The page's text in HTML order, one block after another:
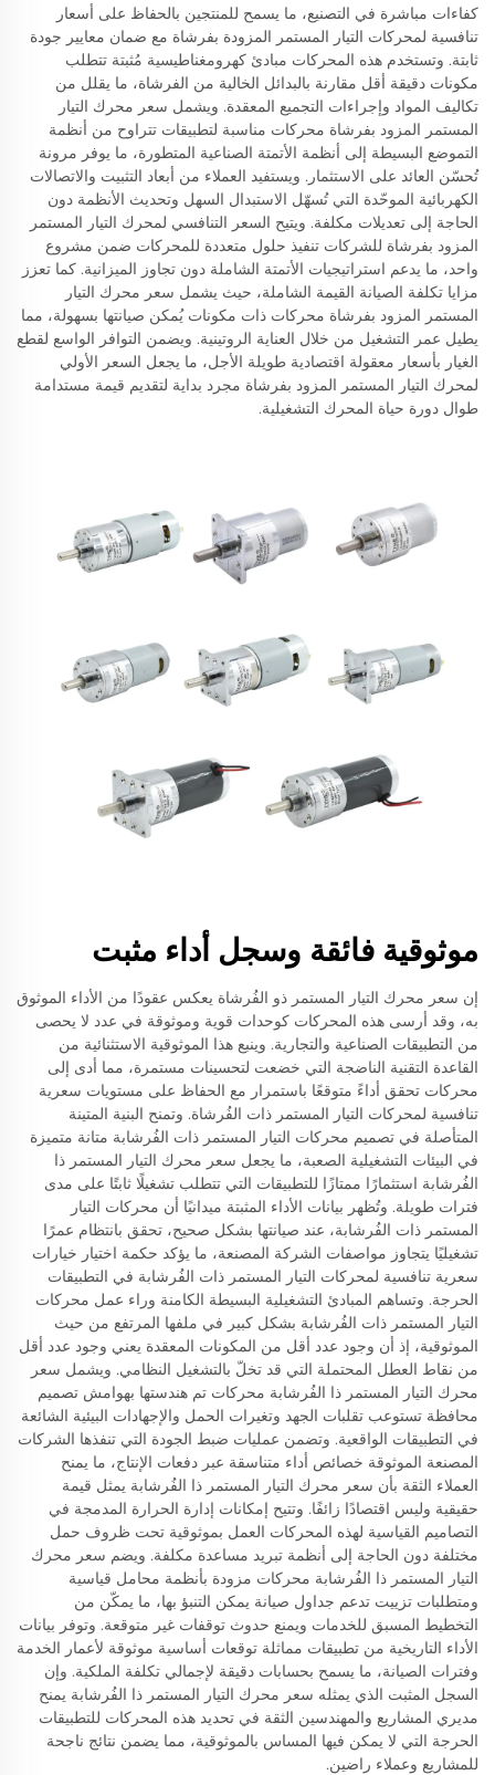
كفاءات مباشرة في التصنيع، ما يسمح للمنتجين بالحفاظ على أسعار
تنافسية لمحركات التيار المستمر المزودة بفرشاة مع ضمان معايير جودة
ثابتة. وتستخدم هذه المحركات مبادئ كهرومغناطيسية مُثبتة تتطلب
مكونات دقيقة أقل مقارنة بالبدائل الخالية من الفرشاة، ما يقلل من
تكاليف المواد وإجراءات التجميع المعقدة. ويشمل سعر محرك التيار
المستمر المزود بفرشاة محركات مناسبة لتطبيقات تتراوح من أنظمة
التموضع البسيطة إلى أنظمة الأتمتة الصناعية المتطورة، ما يوفر مرونة
تُحسّن العائد على الاستثمار. ويستفيد العملاء من أبعاد التثبيت والاتصالات
الكهربائية الموحّدة التي تُسهّل الاستبدال السهل وتحديث الأنظمة دون
الحاجة إلى تعديلات مكلفة. ويتيح السعر التنافسي لمحرك التيار المستمر
المزود بفرشاة للشركات تنفيذ حلول متعددة للمحركات ضمن مشروع
واحد، ما يدعم استراتيجيات الأتمتة الشاملة دون تجاوز الميزانية. كما تعزز
مزايا تكلفة الصيانة القيمة الشاملة، حيث يشمل سعر محرك التيار
المستمر المزود بفرشاة محركات ذات مكونات يُمكن صيانتها بسهولة، مما
يطيل عمر التشغيل من خلال العناية الروتينية. ويضمن التوافر الواسع لقطع
الغيار بأسعار معقولة اقتصادية طويلة الأجل، ما يجعل السعر الأولي
لمحرك التيار المستمر المزود بفرشاة مجرد بداية لتقديم قيمة مستدامة
طوال دورة حياة المحرك التشغيلية.
موثوقية فائقة وسجل أداء مثبت
إن سعر محرك التيار المستمر ذو الفُرشاة يعكس عقودًا من الأداء الموثوق
به، وقد أرسى هذه المحركات كوحدات قوية وموثوقة في عدد لا يحصى
من التطبيقات الصناعية والتجارية. وينبع هذا الموثوقية الاستثنائية من
القاعدة التقنية الناضجة التي خضعت لتحسينات مستمرة، مما أدى إلى
محركات تحقق أداءً متوقعًا باستمرار مع الحفاظ على مستويات سعرية
تنافسية لمحركات التيار المستمر ذات الفُرشاة. وتمنح البنية المتينة
المتأصلة في تصميم محركات التيار المستمر ذات الفُرشابة متانة متميزة
في البيئات التشغيلية الصعبة، ما يجعل سعر محرك التيار المستمر ذا
الفُرشابة استثمارًا ممتازًا للتطبيقات التي تتطلب تشغيلًا ثابتًا على مدى
فترات طويلة. وتُظهر بيانات الأداء المثبتة ميدانيًا أن محركات التيار
المستمر ذات الفُرشابة، عند صيانتها بشكل صحيح، تحقق بانتظام عمرًا
تشغيليًا يتجاوز مواصفات الشركة المصنعة، ما يؤكد حكمة اختيار خيارات
سعرية تنافسية لمحركات التيار المستمر ذات الفُرشابة في التطبيقات
الحرجة. وتساهم المبادئ التشغيلية البسيطة الكامنة وراء عمل محركات
التيار المستمر ذات الفُرشابة بشكل كبير في ملفها المرتفع من حيث
الموثوقية، إذ أن وجود عدد أقل من المكونات المعقدة يعني وجود عدد أقل
من نقاط العطل المحتملة التي قد تخلّ بالتشغيل النظامي. ويشمل سعر
محرك التيار المستمر ذا الفُرشابة محركات تم هندستها بهوامش تصميم
محافظة تستوعب تقلبات الجهد وتغيرات الحمل والإجهادات البيئية الشائعة
في التطبيقات الواقعية. وتضمن عمليات ضبط الجودة التي تنفذها الشركات
المصنعة الموثوقة خصائص أداء متناسقة عبر دفعات الإنتاج، ما يمنح
العملاء الثقة بأن سعر محرك التيار المستمر ذا الفُرشابة يمثل قيمة
حقيقية وليس اقتصادًا زائفًا. وتتيح إمكانات إدارة الحرارة المدمجة في
التصاميم القياسية لهذه المحركات العمل بموثوقية تحت ظروف حمل
مختلفة دون الحاجة إلى أنظمة تبريد مساعدة مكلفة. ويضم سعر محرك
التيار المستمر ذا الفُرشابة محركات مزودة بأنظمة محامل قياسية
ومتطلبات تزييت تدعم جداول صيانة يمكن التنبؤ بها، ما يمكّن من
التخطيط المسبق للخدمات ويمنع حدوث توقفات غير متوقعة. وتوفر بيانات
الأداء التاريخية من تطبيقات مماثلة توقعات أساسية موثوقة لأعمار الخدمة
وفترات الصيانة، ما يسمح بحسابات دقيقة لإجمالي تكلفة الملكية. وإن
السجل المثبت الذي يمثله سعر محرك التيار المستمر ذا الفُرشابة يمنح
مديري المشاريع والمهندسين الثقة في تحديد هذه المحركات للتطبيقات
الحرجة التي لا يمكن فيها المساس بالموثوقية، مما يضمن نتائج ناجحة
للمشاريع وعملاء راضين.